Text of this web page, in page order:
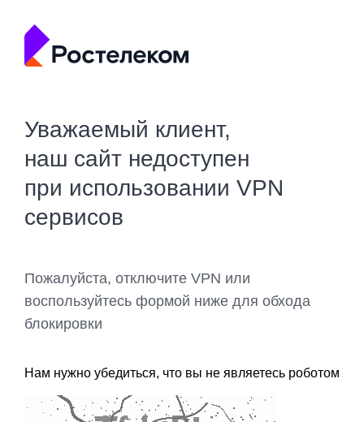
Уважаемый клиент,
наш сайт недоступен
при использовании VPN
сервисов
Пожалуйста, отключите VPN или
воспользуйтесь формой ниже для обхода
блокировки
Нам нужно убедиться, что вы не являетесь роботом